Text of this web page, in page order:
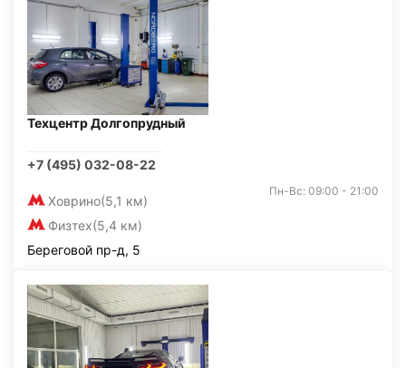
Техцентр Долгопрудный
+7 (495) 032-08-22
Ховрино(5,1 км)
Физтех(5,4 км)
Пн-Вс: 09:00 - 21:00
Береговой пр-д, 5